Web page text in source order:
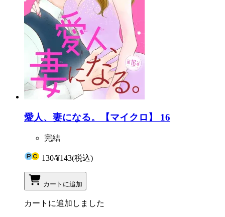
愛人、妻になる。【マイクロ】 16
完結
130/¥143(税込)
カートに追加
カートに追加しました